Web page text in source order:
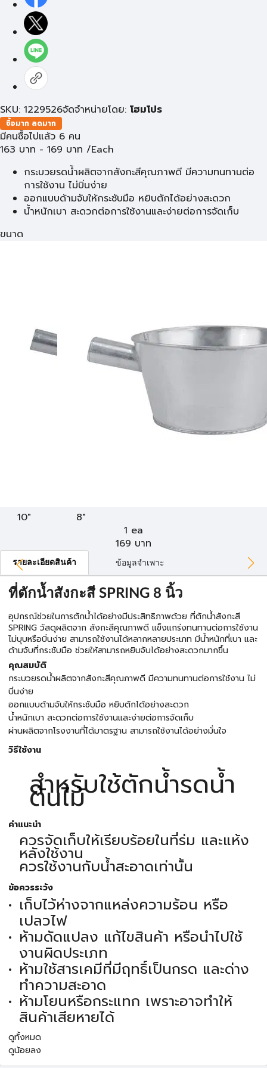
SKU: 1229526จัดจำหน่ายโดย: โฮมโปร
ซื้อมาก ลดมาก
มีคนซื้อไปแล้ว 6 คน
163 บาท - 169 บาท /Each
กระบวยรดน้ำผลิตจากสังกะสีคุณภาพดี มีความทนทานต่อ
การใช้งาน ไม่บิ่นง่าย
ออกแบบด้ามจับให้กระชับมือ หยิบตักได้อย่างสะดวก
น้ำหนักเบา สะดวกต่อการใช้งานและง่ายต่อการจัดเก็บ
ขนาด
10"
8"
1 ea
169 บาท
รายละเอียดสินค้า ข้อมูลจำเพาะ
ที่ตักน้ำสังกะสี SPRING 8 นิ้ว
อุปกรณ์ช่วยในการตักน้ำได้อย่างมีประสิทธิภาพด้วย ที่ตักน้ำสังกะสี
SPRING วัสดุผลิตจาก สังกะสีคุณภาพดี แข็งแกร่งทนทานต่อการใช้งาน
ไม่บุบหรือบิ่นง่าย สามารถใช้งานได้หลากหลายประเภท มีน้ำหนักที่เบา และ
ด้ามจับที่กระชับมือ ช่วยให้สามารถหยิบจับได้อย่างสะดวกมากขึ้น
คุณสมบัติ
กระบวยรดน้ำผลิตจากสังกะสีคุณภาพดี มีความทนทานต่อการใช้งาน ไม่
บิ่นง่าย
ออกแบบด้ามจับให้กระชับมือ หยิบตักได้อย่างสะดวก
น้ำหนักเบา สะดวกต่อการใช้งานและง่ายต่อการจัดเก็บ
ผ่านผลิตจากโรงงานที่ได้มาตรฐาน สามารถใช้งานได้อย่างมั่นใจ
วิธีใช้งาน
สำหรับใช้ตักน้ำรดน้ำ
ต้นไม้
คำแนะนำ
ควรจัดเก็บให้เรียบร้อยในที่ร่ม และแห้ง
หลังใช้งาน
ควรใช้งานกับน้ำสะอาดเท่านั้น
ข้อควรระวัง
เก็บไว้ห่างจากแหล่งความร้อน หรือ
เปลวไฟ
ห้ามดัดแปลง แก้ไขสินค้า หรือนำไปใช้
งานผิดประเภท
ห้ามใช้สารเคมีที่มีฤทธิ์เป็นกรด และด่าง
ทำความสะอาด
ห้ามโยนหรือกระแทก เพราะอาจทำให้
สินค้าเสียหายได้
ดูทั้งหมด
ดูน้อยลง